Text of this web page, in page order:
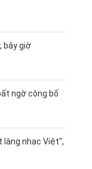
bây giờ
ngờ công bố
làng nhạc Việt",